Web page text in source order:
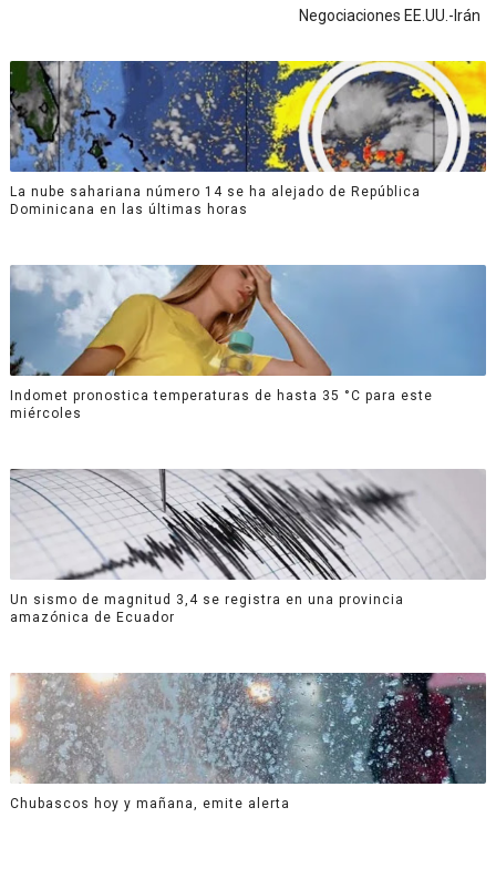
Negociaciones EE.UU.-Irán
La nube sahariana número 14 se ha alejado de República
Dominicana en las últimas horas
Indomet pronostica temperaturas de hasta 35 °C para este
miércoles
Un sismo de magnitud 3,4 se registra en una provincia
amazónica de Ecuador
Chubascos hoy y mañana, emite alerta